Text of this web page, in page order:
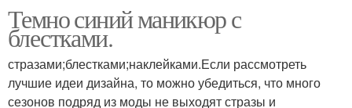
Темно синий маникюр с
блестками.
стразами;блестками;наклейками.Если рассмотреть
лучшие идеи дизайна, то можно убедиться, что много
сезонов подряд из моды не выходят стразы и